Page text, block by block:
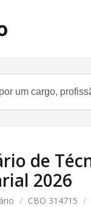
de
2026
/ CBO 314715 /